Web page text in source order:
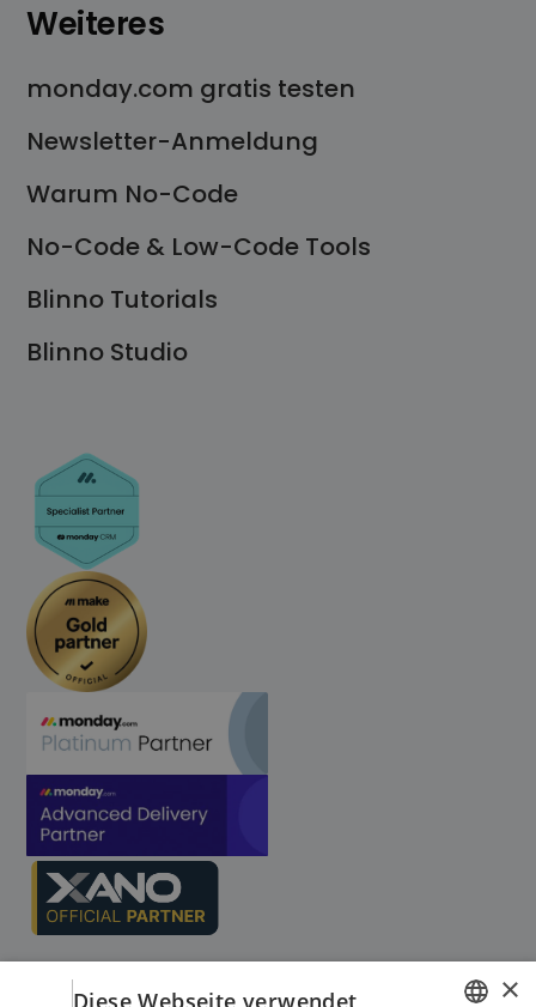
Weiteres
monday.com gratis testen
Newsletter-Anmeldung
Warum No-Code
No-Code & Low-Code Tools
Blinno Tutorials
Blinno Studio
×
Diese Webseite verwendet